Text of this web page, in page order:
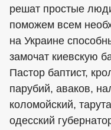
решат простые
поможем всем
на Украине
замочат киевскую
Пастор баптист,
парубий, аваков,
коломойский,
одесский